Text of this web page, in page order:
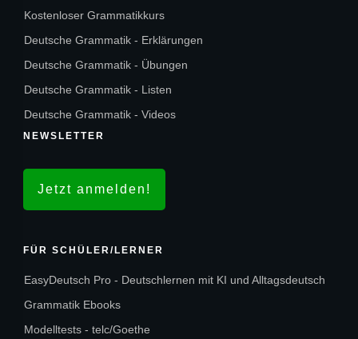
Kostenloser Grammatikkurs
Deutsche Grammatik - Erklärungen
Deutsche Grammatik - Übungen
Deutsche Grammatik - Listen
Deutsche Grammatik - Videos
NEWSLETTER
Jetzt anmelden!
FÜR SCHÜLER/LERNER
EasyDeutsch Pro - Deutschlernen mit KI und Alltagsdeutsch
Grammatik Ebooks
Modelltests - telc/Goethe